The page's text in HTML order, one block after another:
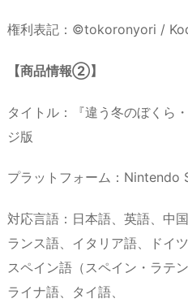
権利表記：©tokoronyori /
【商品情報②】
タイトル：『違う冬のぼくら
ジ版
プラットフォーム：Nintendo
対応言語：日本語、英語、中
ランス語、イタリア語、ドイツ
スペイン語（スペイン・ラテ
ライナ語、タイ語、